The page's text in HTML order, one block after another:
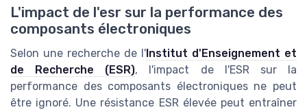
L'impact de l'esr sur la performance des
composants électroniques
Selon une recherche de l' Institut d'Enseignement et
de Recherche (ESR), l'impact de l'ESR sur la
performance des composants électroniques ne peut
être ignoré. Une résistance ESR élevée peut entraîner